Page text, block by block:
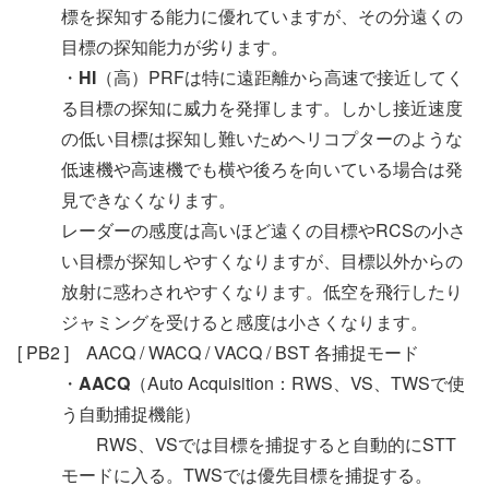
標を探知する能力に優れていますが、その分遠くの
目標の探知能力が劣ります。
・ HI （高）PRFは特に遠距離から高速で接近してく
る目標の探知に威力を発揮します。しかし接近速度
の低い目標は探知し難いためヘリコプターのような
低速機や高速機でも横や後ろを向いている場合は発
見できなくなります。
レーダーの感度は高いほど遠くの目標やRCSの小さ
い目標が探知しやすくなりますが、目標以外からの
放射に惑わされやすくなります。低空を飛行したり
ジャミングを受けると感度は小さくなります。
[ PB2 ] AACQ / WACQ / VACQ / BST 各捕捉モード
・ AACQ （Auto Acquisition：RWS、VS、TWSで使
う自動捕捉機能）
RWS、VSでは目標を捕捉すると自動的にSTT
モードに入る。TWSでは優先目標を捕捉する。